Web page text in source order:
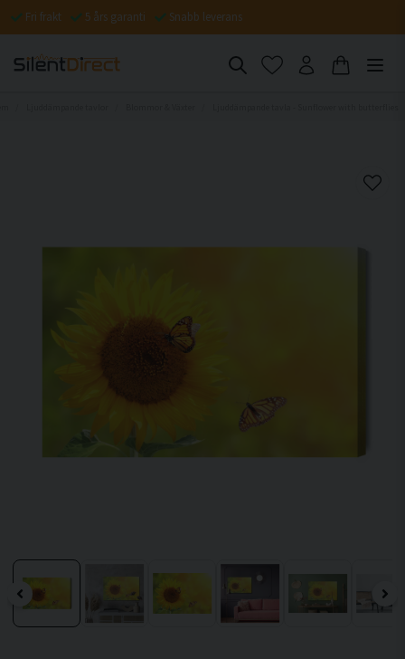
Fri frakt 5 års garanti Snabb leverans